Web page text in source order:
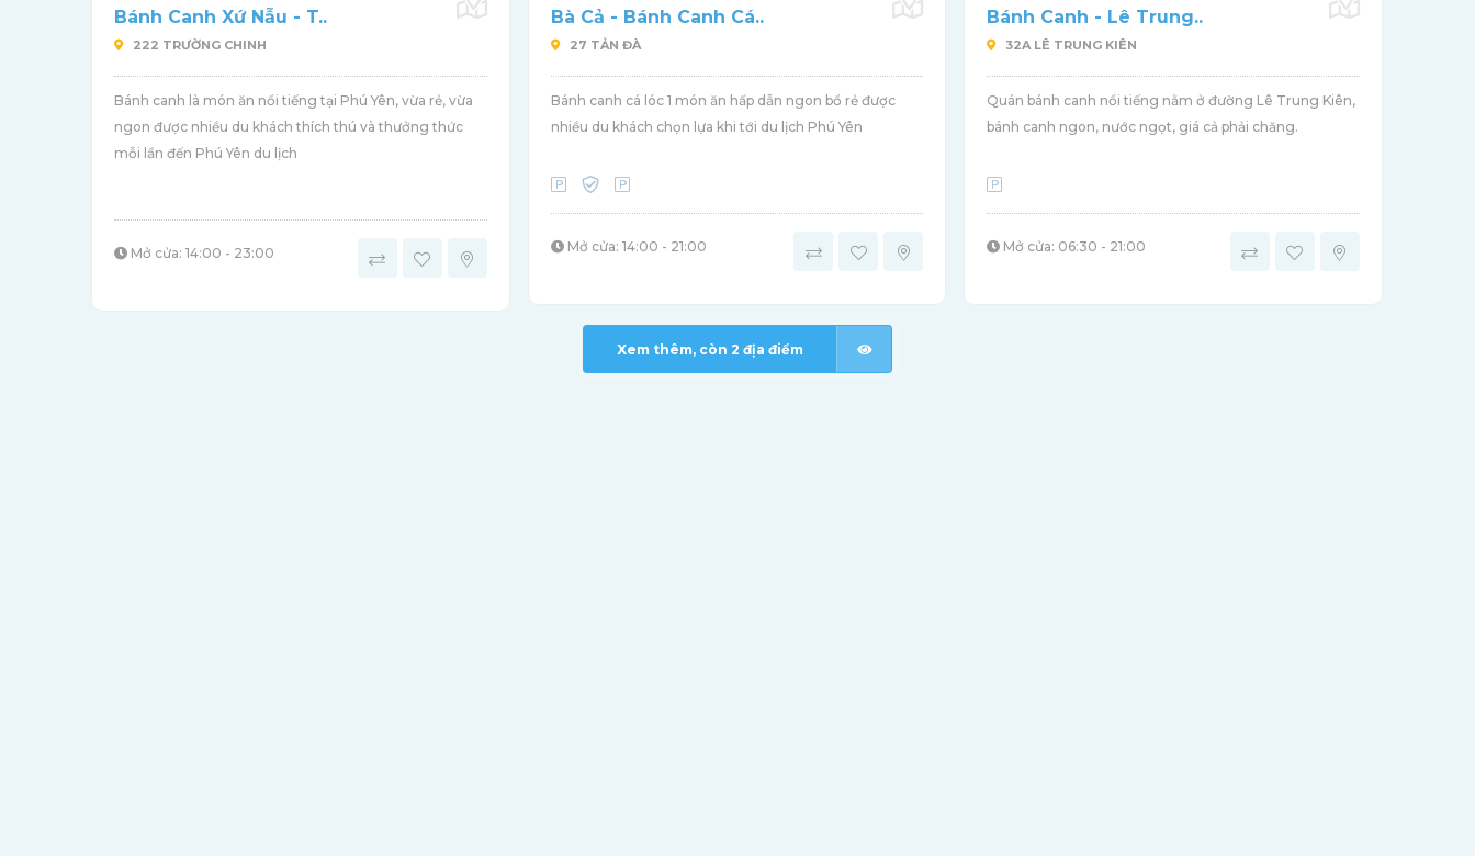
Bánh Canh Xứ Nẫu - T..
222 TRƯỜNG CHINH
Bánh canh là món ăn nổi tiếng tại Phú Yên, vừa rẻ, vừa
ngon được nhiều du khách thích thú và thưởng thức
mỗi lần đến Phú Yên du lịch
Mở cửa: 14:00 - 23:00
Bà Cả - Bánh Canh Cá..
27 TẢN ĐÀ
Bánh canh cá lóc 1 món ăn hấp dẫn ngon bổ rẻ được
nhiều du khách chọn lựa khi tới du lịch Phú Yên
Mở cửa: 14:00 - 21:00
Bánh Canh - Lê Trung..
32A LÊ TRUNG KIÊN
Quán bánh canh nổi tiếng nằm ở đường Lê Trung Kiên,
bánh canh ngon, nước ngọt, giá cả phải chăng.
Mở cửa: 06:30 - 21:00
Xem thêm, còn 2 địa điểm